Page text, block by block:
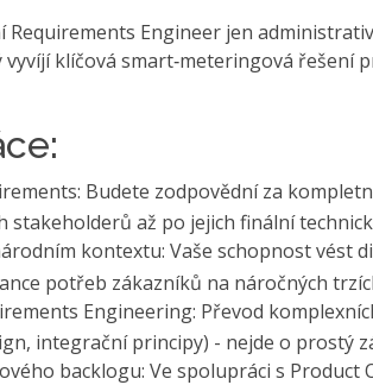
Requirements Engineer jen
klíčová smart‑meteringová řešení
Budete zodpovědní za
stakeholderů až po jejich finální
kontextu: Vaše schopnost vést
potřeb zákazníků na náročných
Engineering: Převod
integrační principy) - nejde o prostý
backlogu: Ve spolupráci s